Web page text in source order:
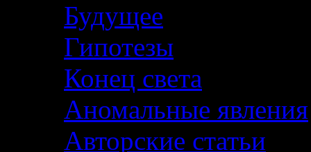
Будущее
Гипотезы
Конец света
Аномальные явления
Авторские статьи